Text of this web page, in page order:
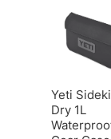
Yeti
Dry 1L